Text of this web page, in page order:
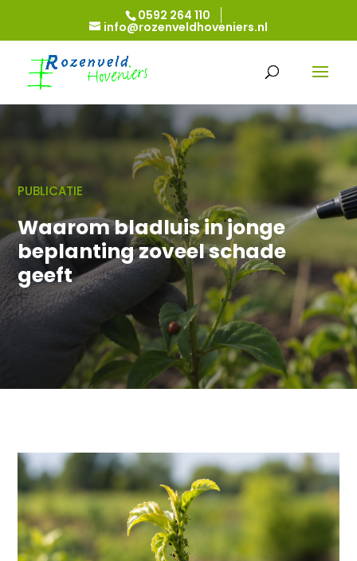
0592 264 110
info@rozenveldhoveniers.nl
PUBLICATIE
Waarom bladluis in jonge
beplanting zoveel schade
geeft